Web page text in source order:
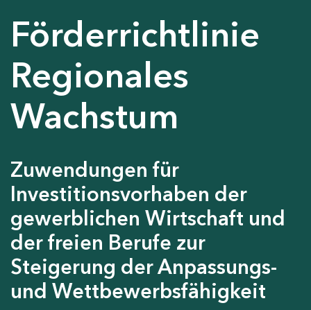
Förderrichtlinie
Regionales
Wachstum
Zuwendungen für
Investitionsvorhaben der
gewerblichen Wirtschaft und
der freien Berufe zur
Steigerung der Anpassungs-
und Wettbewerbsfähigkeit